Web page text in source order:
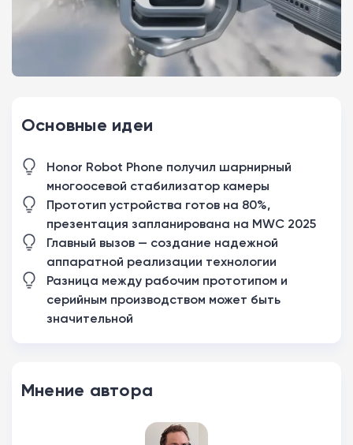
Основные идеи
Honor Robot Phone получил шарнирный
многоосевой стабилизатор камеры
Прототип устройства готов на 80%,
презентация запланирована на MWC 2025
Главный вызов — создание надежной
аппаратной реализации технологии
Разница между рабочим прототипом и
серийным производством может быть
значительной
Мнение автора